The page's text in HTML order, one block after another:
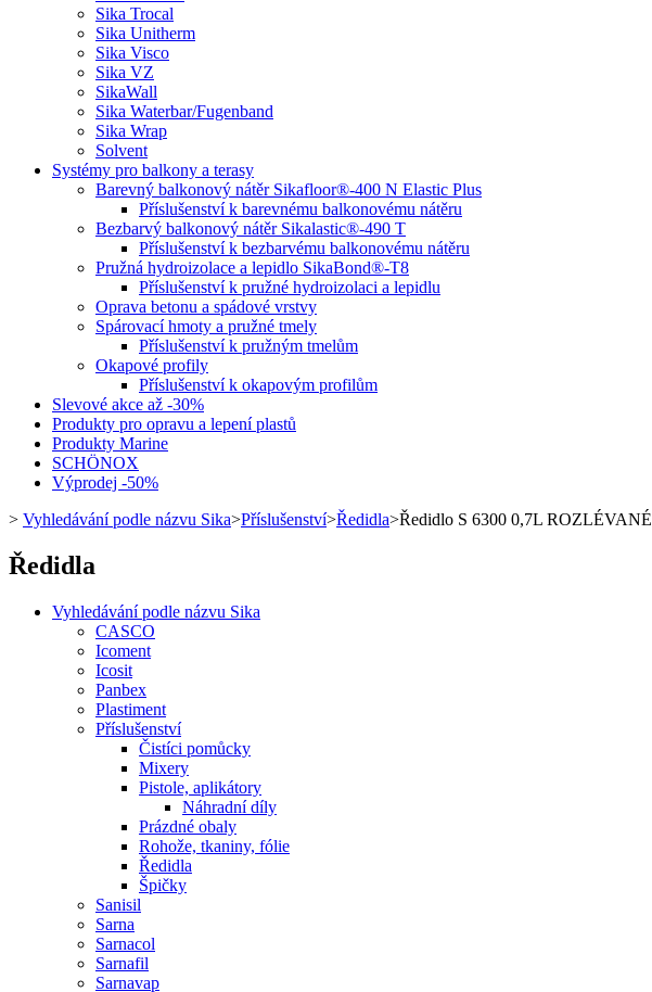
Sika Trocal
Sika Unitherm
Sika Visco
Sika VZ
SikaWall
Sika Waterbar/Fugenband
Sika Wrap
Solvent
Systémy pro balkony a terasy
Barevný balkonový nátěr Sikafloor®-400 N Elastic Plus
Příslušenství k barevnému balkonovému nátěru
Bezbarvý balkonový nátěr Sikalastic®-490 T
Příslušenství k bezbarvému balkonovému nátěru
Pružná hydroizolace a lepidlo SikaBond®-T8
Příslušenství k pružné hydroizolaci a lepidlu
Oprava betonu a spádové vrstvy
Spárovací hmoty a pružné tmely
Příslušenství k pružným tmelům
Okapové profily
Příslušenství k okapovým profilům
Slevové akce až -30%
Produkty pro opravu a lepení plastů
Produkty Marine
SCHÖNOX
Výprodej -50%
> Vyhledávání podle názvu Sika>Příslušenství>Ředidla>Ředidlo S 6300 0,7L ROZLÉVANÉ
Ředidla
Vyhledávání podle názvu Sika
CASCO
Icoment
Icosit
Panbex
Plastiment
Příslušenství
Čistíci pomůcky
Mixery
Pistole, aplikátory
Náhradní díly
Prázdné obaly
Rohože, tkaniny, fólie
Ředidla
Špičky
Sanisil
Sarna
Sarnacol
Sarnafil
Sarnavap